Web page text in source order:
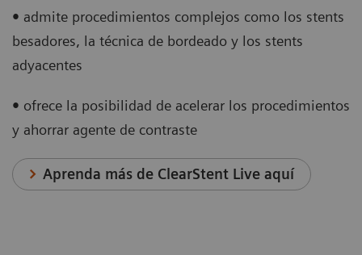
• admite procedimientos complejos como los stents
besadores, la técnica de bordeado y los stents
adyacentes
• ofrece la posibilidad de acelerar los procedimientos
y ahorrar agente de contraste
Aprenda más de ClearStent Live aquí